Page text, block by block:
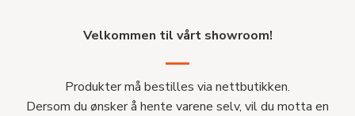
Velkommen til vårt showroom!
Produkter må bestilles via nettbutikken.
Dersom du ønsker å hente varene selv, vil du motta en